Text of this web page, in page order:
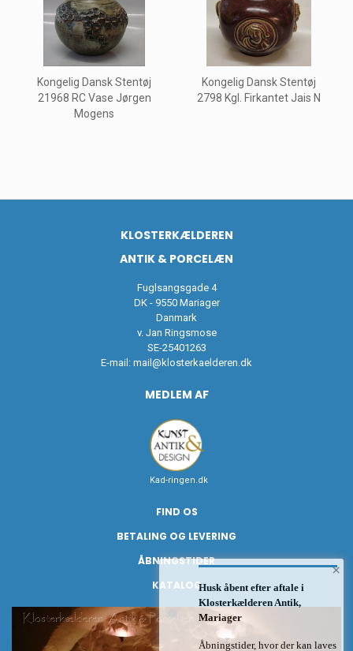
Kongelig Dansk Stentøj
21968 RC Vase Jørgen
Mogens
Kongelig Dansk Stentøj
2798 Kgl. Firkantet Jais N
KLOSTERKÆLDEREN
ANTIK & PORCELÆN
Fuglsangsgade 4
DK - 9550 Mariager
Danmark
v. Jan Ringsmose
SE-25401263
E-mail: mail@klosterkaelderen.dk
MEDLEM AF
Kad-ringen.dk
FIND OS
BETALING OG LEVERING
ÅBNINGSTIDER
KATALOG
×
Husk åbent efter aftale i
Klosterkælderen Antik,
Mariager
Åbningstider, hvor der kan laves